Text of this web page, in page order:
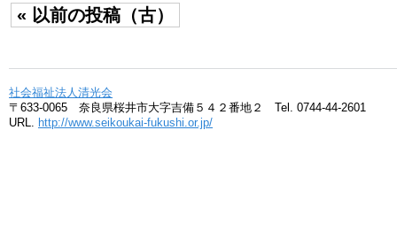
« 以前の投稿（古）
社会福祉法人清光会
〒633-0065 奈良県桜井市大字吉備５４２番地２ Tel. 0744-44-2601
URL. http://www.seikoukai-fukushi.or.jp/